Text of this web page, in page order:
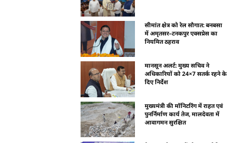
सीमांत क्षेत्र को रेल सौगात: बनबसा
में अमृतसर–टनकपुर एक्सप्रेस का
नियमित ठहराव
मानसून अलर्ट: मुख्य सचिव ने
अधिकारियों को 24×7 सतर्क रहने के
दिए निर्देश
मुख्यमंत्री की मॉनिटरिंग में राहत एवं
पुनर्निर्माण कार्य तेज, मालदेवता में
आवागमन सुरक्षित